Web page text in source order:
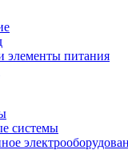
элементы питания
системы